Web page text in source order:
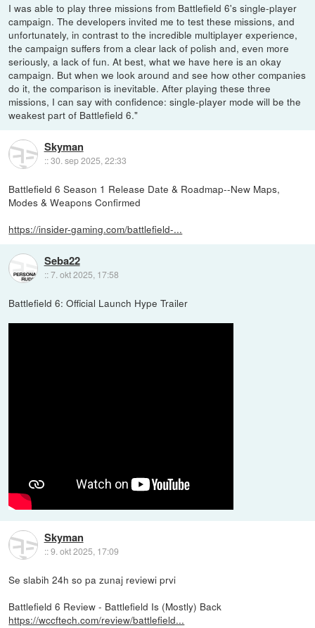
I was able to play three missions from Battlefield 6's single-player
campaign. The developers invited me to test these missions, and
unfortunately, in contrast to the incredible multiplayer experience,
the campaign suffers from a clear lack of polish and, even more
seriously, a lack of fun. At best, what we have here is an okay
campaign. But when we look around and see how other companies
do it, the comparison is inevitable. After playing these three
missions, I can say with confidence: single-player mode will be the
weakest part of Battlefield 6."
Skyman
::30. sep 2025, 22:33
Battlefield 6 Season 1 Release Date & Roadmap--New Maps,
Modes & Weapons Confirmed
https://insider-gaming.com/battlefield-...
Seba22
::7. okt 2025, 17:58
Battlefield 6: Official Launch Hype Trailer
Skyman
::9. okt 2025, 17:09
Se slabih 24h so pa zunaj reviewi prvi
Battlefield 6 Review - Battlefield Is (Mostly) Back
https://wccftech.com/review/battlefield...